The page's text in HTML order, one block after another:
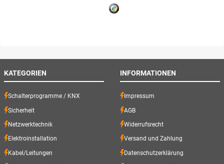
KATEGORIEN
Schalterprogramme / KNX
Sicherheit
Netzwerktechnik
Elektroinstallation
Kabel/Leitungen
INFORMATIONEN
Impressum
AGB
Widerrufsrecht
Versand und Zahlung
Datenschutzerklärung